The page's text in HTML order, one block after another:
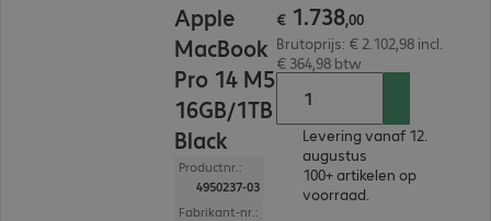
Apple
MacBook
Pro 14 M5
16GB/1TB
Black
Productnr.:
4950237-03
Fabrikant-nr.:
€ 1.738,00
Brutoprijs: € 2.102,98 incl.
€ 364,98 btw
Levering vanaf 12.
augustus
100+ artikelen op
voorraad.